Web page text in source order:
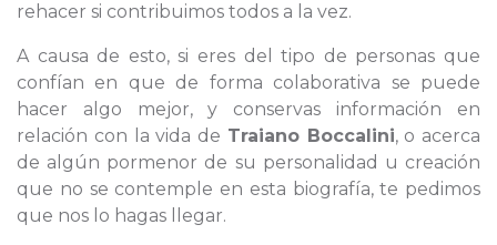
rehacer si contribuimos todos a la vez.
A causa de esto, si eres del tipo de personas que
confían en que de forma colaborativa se puede
hacer algo mejor, y conservas información en
relación con la vida de Traiano Boccalini, o acerca
de algún pormenor de su personalidad u creación
que no se contemple en esta biografía, te pedimos
que nos lo hagas llegar.